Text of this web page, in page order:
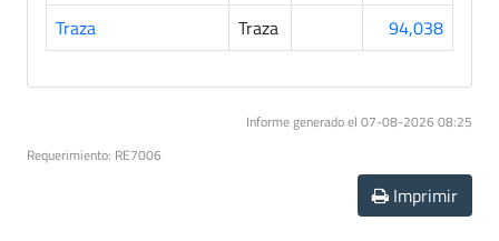
Traza
Traza 94,038
Informe generado el 07-08-2026 08:25
Requerimiento: RE7006
Imprimir